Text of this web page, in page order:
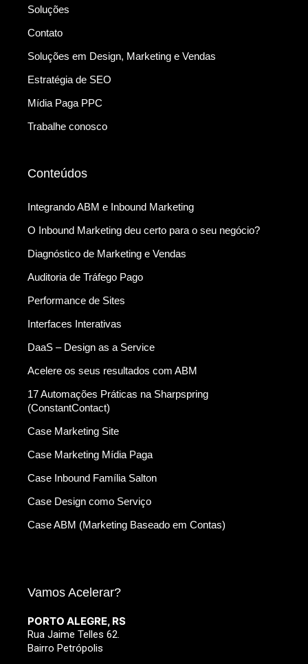
Soluções
Contato
Soluções em Design, Marketing e Vendas
Estratégia de SEO
Mídia Paga PPC
Trabalhe conosco
Conteúdos
Integrando ABM e Inbound Marketing
O Inbound Marketing deu certo para o seu negócio?
Diagnóstico de Marketing e Vendas
Auditoria de Tráfego Pago
Performance de Sites
Interfaces Interativas
DaaS – Design as a Service
Acelere os seus resultados com ABM
17 Automações Práticas na Sharpspring
(ConstantContact)
Case Marketing Site
Case Marketing Mídia Paga
Case Inbound Família Salton
Case Design como Serviço
Case ABM (Marketing Baseado em Contas)
Vamos Acelerar?
PORTO ALEGRE, RS
Rua Jaime Telles 62.
Bairro Petrópolis